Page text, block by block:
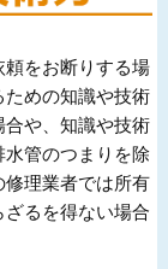
をお断りする場
めの知識や技術
や、知識や技術
管のつまりを除
理業者では所有
るを得ない場合